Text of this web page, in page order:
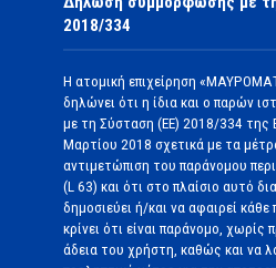
2018/334
Η ατομική επιχείρηση
δηλώνει ότι η ίδια και ο παρών
με τη Σύσταση (ΕΕ) 2018/334 της
Μαρτίου 2018 σχετικά με τα
αντιμετώπιση του παράνομου
(L 63) και ότι στο πλαίσιο αυτό
δημοσιεύει ή/και να αφαιρεί κάθε
κρίνει ότι είναι παράνομο,
άδεια του χρήστη, καθώς και να